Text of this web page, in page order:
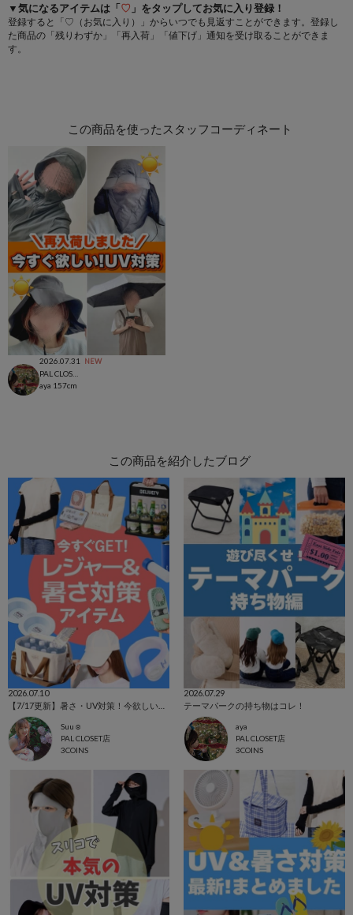
▼気になるアイテムは「♡ 」をタップしてお気に入り登録！
登録すると「♡（お気に入り）」からいつでも見返すことができます。登録し
た商品の「残りわずか」「再入荷」「値下げ」通知を受け取ることができま
す。
この商品を使ったスタッフコーディネート
2026.07.31 NEW
aya 157cm
この商品を紹介したブログ
2026.07.10
Suu☺︎
PAL CLOSET店
3COINS
2026.07.29
テーマパークの持ち物はコレ！
aya
PAL CLOSET店
3COINS